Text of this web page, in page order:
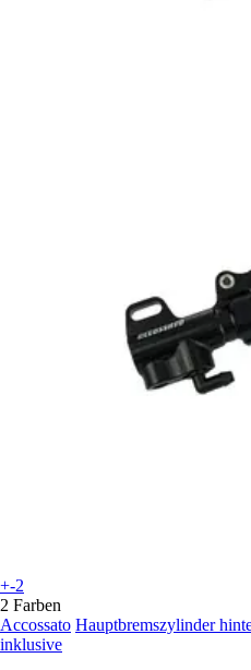
+-2
2 Farben
Accossato Hauptbremszylinder
inklusive